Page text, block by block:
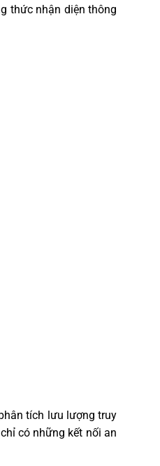
thức nhận diện thông
tích lưu lượng truy
có những kết nối an